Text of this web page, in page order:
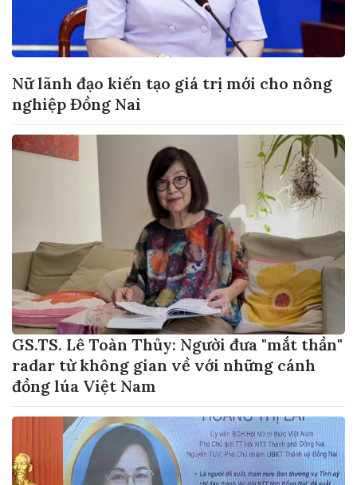
Nữ lãnh đạo kiến tạo giá trị mới cho nông
nghiệp Đồng Nai
GS.TS. Lê Toàn Thủy: Người đưa "mắt thần"
radar từ không gian về với những cánh
đồng lúa Việt Nam